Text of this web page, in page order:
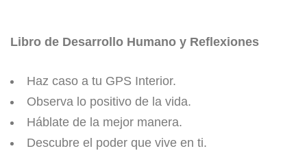
Libro de Desarrollo Humano y Reflexiones
Haz caso a tu GPS Interior.
Observa lo positivo de la vida.
Háblate de la mejor manera.
Descubre el poder que vive en ti.